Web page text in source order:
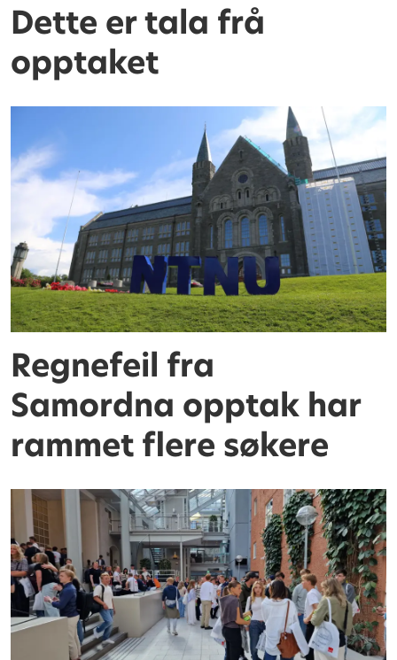
Dette er tala frå
opptaket
Regnefeil fra
Samordna opptak har
rammet flere søkere